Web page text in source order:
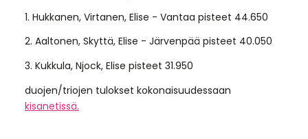
1. Hukkanen, Virtanen, Elise - Vantaa pisteet 44.650
2. Aaltonen, Skyttä, Elise - Järvenpää pisteet 40.050
3. Kukkula, Njock, Elise pisteet 31.950
duojen/triojen tulokset kokonaisuudessaan
kisanetissä.